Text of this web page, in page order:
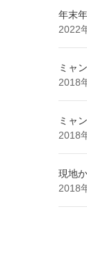
年末
2022
ミャ
2018
ミャ
2018
現地
2018